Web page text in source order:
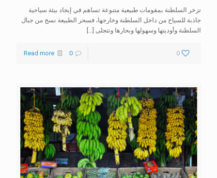
تزخر السلطنة بمقومات طبيعية متنوعة تساهم في إيجاد بيئة سياحية
جاذبة للسياح من داخل السلطنة وخارجها، فسحر الطبيعة نسج من جبال
السلطنة وأوديتها وسهولها وبحارها وتتجلى […]
0
0
Read more